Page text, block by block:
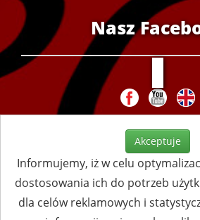
Nasz
Akceptuje
Informujemy, iż w celu
dostosowania ich do potrzeb
dla celów reklamowych i